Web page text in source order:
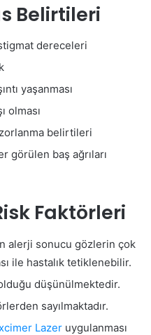
Belirtileri
dereceleri
yaşanması
olması
belirtileri
görülen baş ağrıları
Faktörleri
alerji sonucu gözlerin çok
ile hastalık tetiklenebilir.
düşünülmektedir.
sayılmaktadır.
Lazer uygulanması